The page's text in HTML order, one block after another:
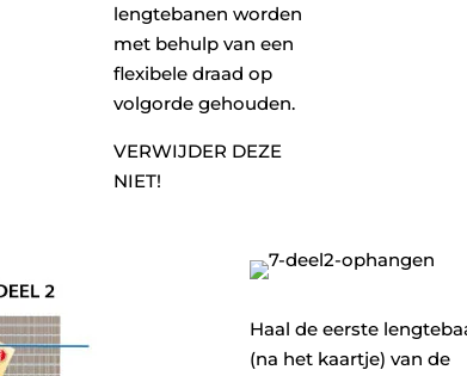
lengtebanen worden
met behulp van een
flexibele draad op
volgorde gehouden.
VERWIJDER DEZE
NIET!
Haal de eerste
(na het kaartje) van de